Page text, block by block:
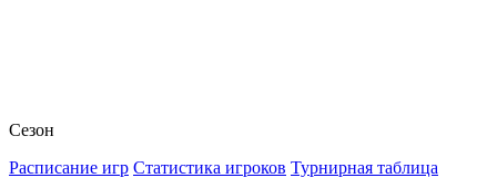
Сезон
Расписание игр Статистика игроков Турнирная таблица